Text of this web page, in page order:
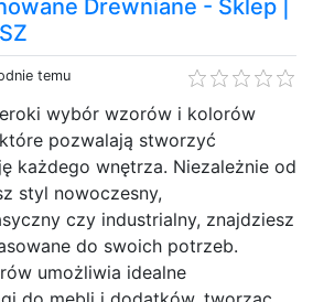
Drewniane - Sklep |
temu
wybór wzorów i kolorów
pozwalają stworzyć
każdego wnętrza. Niezależnie od
styl nowoczesny,
czy industrialny, znajdziesz
do swoich potrzeb.
umożliwia idealne